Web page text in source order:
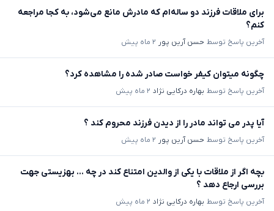
برای ملاقات فرزند دو ساله‌ام که مادرش مانع می‌شود، به کجا مراجعه
کنم؟
آخرین پاسخ توسط حسن آرین پور ۲ ماه پیش
چگونه میتوان کیفر خواست صادر شده را مشاهده کرد؟
آخرین پاسخ توسط بهاره درکایی نژاد ۲ ماه پیش
آیا پدر می تواند مادر را از دیدن فرزند محروم کند ؟
آخرین پاسخ توسط حسن آرین پور ۲ ماه پیش
بچه اگر از ملاقات با یکی از والدین امتناع کند در چه ... بهزیستی جهت
بررسی ارجاع دهد ؟
آخرین پاسخ توسط بهاره درکایی نژاد ۲ ماه پیش